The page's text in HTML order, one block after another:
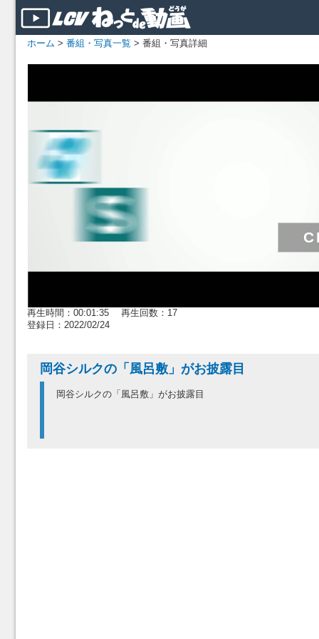
ホーム > 番組・写真一覧 > 番組・写真詳細
再生時間：00:01:35 再生回数：17
登録日：2022/02/24
岡谷シルクの「風呂敷」がお披露目
岡谷シルクの「風呂敷」がお披露目